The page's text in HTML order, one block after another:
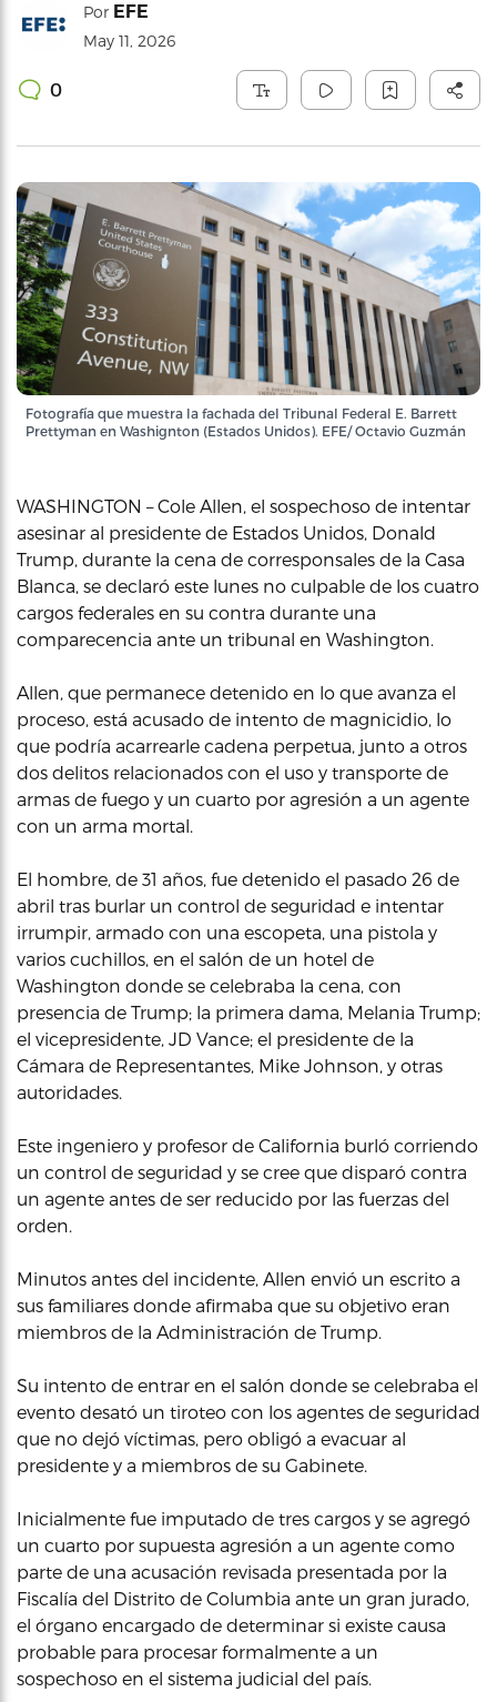
Por EFE
May 11, 2026
0
Fotografía que muestra la fachada del Tribunal Federal E. Barrett
Prettyman en Washignton (Estados Unidos). EFE/ Octavio Guzmán
WASHINGTON – Cole Allen, el sospechoso de intentar
asesinar al presidente de Estados Unidos, Donald
Trump, durante la cena de corresponsales de la Casa
Blanca, se declaró este lunes no culpable de los cuatro
cargos federales en su contra durante una
comparecencia ante un tribunal en Washington.
Allen, que permanece detenido en lo que avanza el
proceso, está acusado de intento de magnicidio, lo
que podría acarrearle cadena perpetua, junto a otros
dos delitos relacionados con el uso y transporte de
armas de fuego y un cuarto por agresión a un agente
con un arma mortal.
El hombre, de 31 años, fue detenido el pasado 26 de
abril tras burlar un control de seguridad e intentar
irrumpir, armado con una escopeta, una pistola y
varios cuchillos, en el salón de un hotel de
Washington donde se celebraba la cena, con
presencia de Trump; la primera dama, Melania Trump;
el vicepresidente, JD Vance; el presidente de la
Cámara de Representantes, Mike Johnson, y otras
autoridades.
Este ingeniero y profesor de California burló corriendo
un control de seguridad y se cree que disparó contra
un agente antes de ser reducido por las fuerzas del
orden.
Minutos antes del incidente, Allen envió un escrito a
sus familiares donde afirmaba que su objetivo eran
miembros de la Administración de Trump.
Su intento de entrar en el salón donde se celebraba el
evento desató un tiroteo con los agentes de seguridad
que no dejó víctimas, pero obligó a evacuar al
presidente y a miembros de su Gabinete.
Inicialmente fue imputado de tres cargos y se agregó
un cuarto por supuesta agresión a un agente como
parte de una acusación revisada presentada por la
Fiscalía del Distrito de Columbia ante un gran jurado,
el órgano encargado de determinar si existe causa
probable para procesar formalmente a un
sospechoso en el sistema judicial del país.